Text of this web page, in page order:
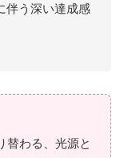
伴う深い達成感
替わる、光源と